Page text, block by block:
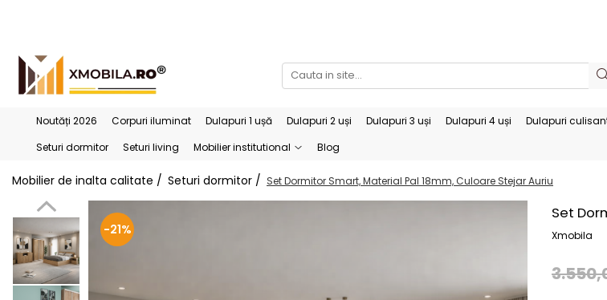
Bucătării Complete
Accesorii bucătărie
Dulapuri 1 ușă
Noutăți 2026 Corpuri iluminat Dulapuri 1 ușă Dulapuri 2 uși Dulapuri 3 uși Dulapuri 4 uși Dulapuri
Seturi dormitor
Seturi living Mobilier institutional Blog
Mobilier de inalta calitate / Seturi dormitor / Set Dormitor Smart, Material Pal 18mm, Culoare Stejar Auriu
Set
Xmobila
-21%